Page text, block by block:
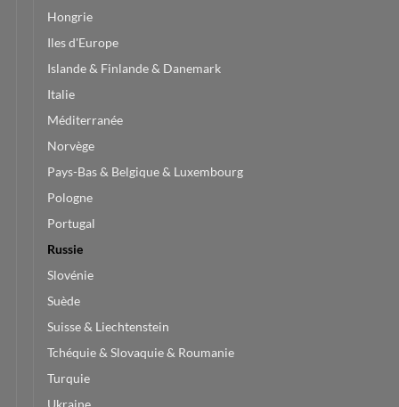
Hongrie
Iles d'Europe
Islande & Finlande & Danemark
Italie
Méditerranée
Norvège
Pays-Bas & Belgique & Luxembourg
Pologne
Portugal
Russie
Slovénie
Suède
Suisse & Liechtenstein
Tchéquie & Slovaquie & Roumanie
Turquie